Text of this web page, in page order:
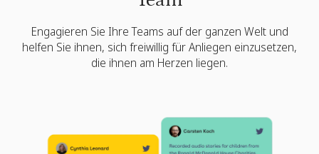
Engagieren Sie Ihre Teams auf der ganzen Welt und
helfen Sie ihnen, sich freiwillig für Anliegen einzusetzen,
die ihnen am Herzen liegen.